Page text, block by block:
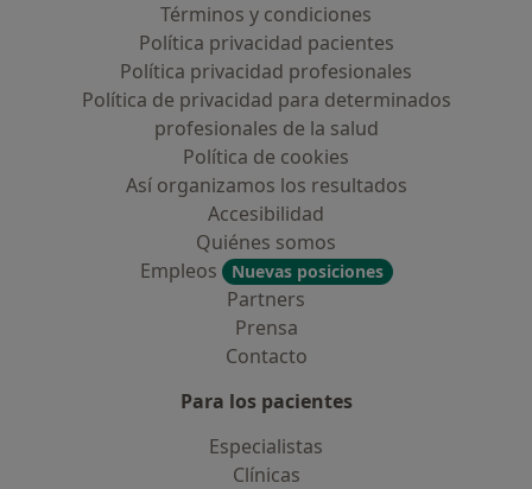
Términos y condiciones
Política privacidad pacientes
Política privacidad profesionales
Política de privacidad para determinados
profesionales de la salud
Política de cookies
Así organizamos los resultados
Accesibilidad
Quiénes somos
Empleos
Nuevas posiciones
Partners
Prensa
Contacto
Para los pacientes
Especialistas
Clínicas